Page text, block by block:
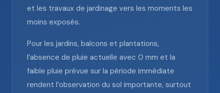
et les travaux de jardinage vers les moments les
moins exposés.
Pour les jardins, balcons et plantations,
l’absence de pluie actuelle avec 0 mm et la
faible pluie prévue sur la période immédiate
rendent l’observation du sol importante, surtout